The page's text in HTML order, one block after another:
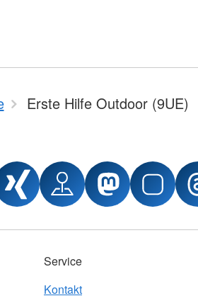
Erste Hilfe Outdoor (9UE)
Service
Kontakt